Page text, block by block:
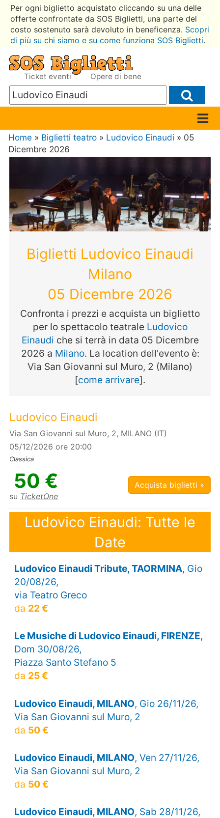
Per ogni biglietto acquistato cliccando su una delle
offerte confrontate da SOS Biglietti, una parte del
costo sostenuto sarà devoluto in beneficenza. Scopri
di più su chi siamo e su come funziona SOS Biglietti.
Ticket eventi Opere di bene
Home » Biglietti teatro » Ludovico Einaudi » 05
Dicembre 2026
Biglietti Ludovico Einaudi
Milano
05 Dicembre 2026
Confronta i prezzi e acquista un biglietto
per lo spettacolo teatrale Ludovico
Einaudi che si terrà in data 05 Dicembre
2026 a Milano. La location dell'evento è:
Via San Giovanni sul Muro, 2 (Milano)
[come arrivare].
Ludovico Einaudi
Via San Giovanni sul Muro, 2, MILANO (IT)
05/12/2026 ore 20:00
Classica
50 €
su TicketOne
Acquista biglietti »
Ludovico Einaudi: Tutte le
Date
Ludovico Einaudi Tribute, TAORMINA, Gio
20/08/26,
via Teatro Greco
da 22 €
Le Musiche di Ludovico Einaudi, FIRENZE,
Dom 30/08/26,
Piazza Santo Stefano 5
da 25 €
Ludovico Einaudi, MILANO, Gio 26/11/26,
Via San Giovanni sul Muro, 2
da 50 €
Ludovico Einaudi, MILANO, Ven 27/11/26,
Via San Giovanni sul Muro, 2
da 50 €
Ludovico Einaudi, MILANO, Sab 28/11/26,